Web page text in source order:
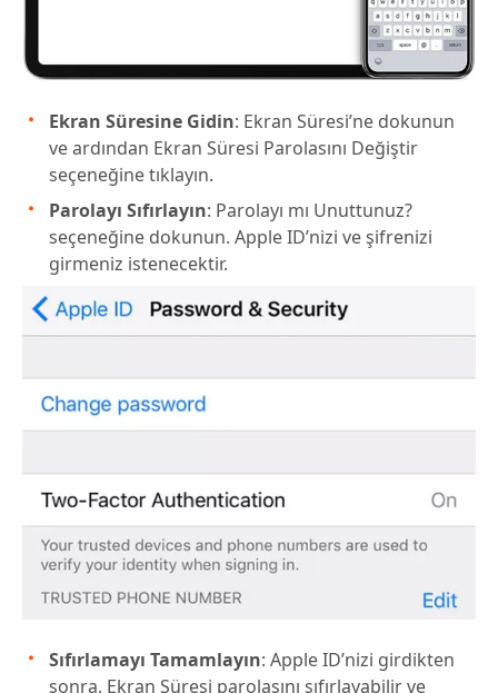
Ekran Süresine Gidin: Ekran Süresi’ne dokunun
ve ardından Ekran Süresi Parolasını Değiştir
seçeneğine tıklayın.
Parolayı Sıfırlayın: Parolayı mı Unuttunuz?
seçeneğine dokunun. Apple ID’nizi ve şifrenizi
girmeniz istenecektir.
Sıfırlamayı Tamamlayın: Apple ID’nizi girdikten
sonra, Ekran Süresi parolasını sıfırlayabilir ve